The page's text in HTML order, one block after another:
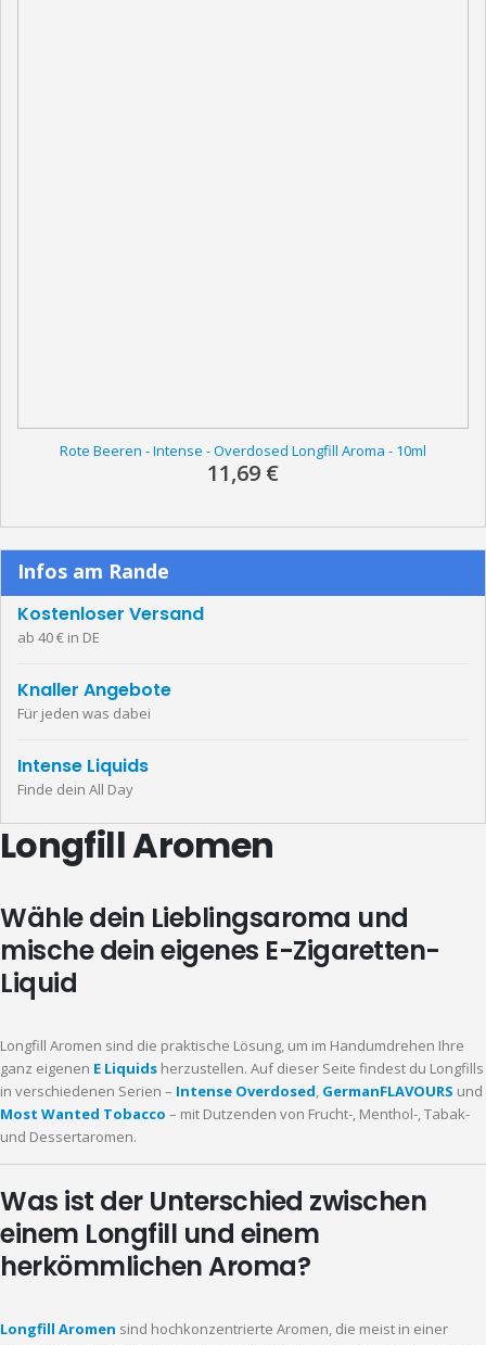
Rote Beeren - Intense - Overdosed Longfill Aroma - 10ml
11,69 €
Infos am Rande
Kostenloser Versand
ab 40 € in DE
Knaller Angebote
Für jeden was dabei
Intense Liquids
Finde dein All Day
Longfill Aromen
Wähle dein Lieblingsaroma und
mische dein eigenes E-Zigaretten-
Liquid
Longfill Aromen sind die praktische Lösung, um im Handumdrehen Ihre
ganz eigenen E Liquids herzustellen. Auf dieser Seite findest du Longfills
in verschiedenen Serien – Intense Overdosed, GermanFLAVOURS und
Most Wanted Tobacco – mit Dutzenden von Frucht-, Menthol-, Tabak-
und Dessertaromen.
Was ist der Unterschied zwischen
einem Longfill und einem
herkömmlichen Aroma?
Longfill Aromen sind hochkonzentrierte Aromen, die meist in einer